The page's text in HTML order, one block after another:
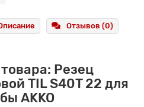
Отзывов (0)
Резец
TIL S40T 22 для
AKKO